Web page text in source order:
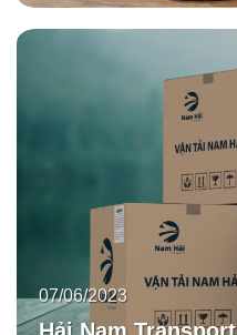
Hải Nam Transport
07/06/2023